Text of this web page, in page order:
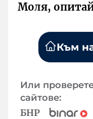
Моля,
Към
Или
сайтове:
БНР